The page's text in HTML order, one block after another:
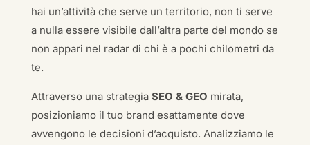
hai un’attività che serve un territorio, non ti serve
a nulla essere visibile dall’altra parte del mondo se
non appari nel radar di chi è a pochi chilometri da
te.
Attraverso una strategia SEO & GEO mirata,
posizioniamo il tuo brand esattamente dove
avvengono le decisioni d’acquisto. Analizziamo le